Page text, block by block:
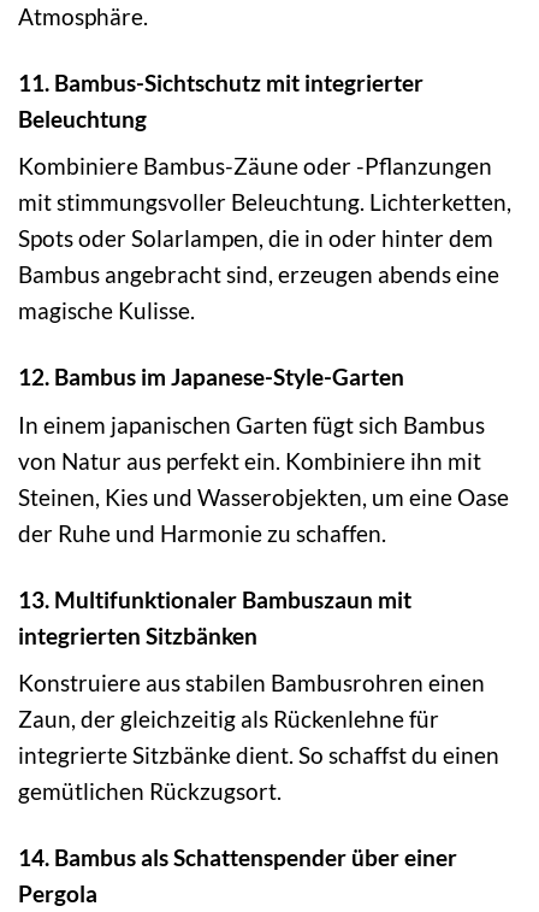
Atmosphäre.
11. Bambus-Sichtschutz mit integrierter
Beleuchtung
Kombiniere Bambus-Zäune oder -Pflanzungen
mit stimmungsvoller Beleuchtung. Lichterketten,
Spots oder Solarlampen, die in oder hinter dem
Bambus angebracht sind, erzeugen abends eine
magische Kulisse.
12. Bambus im Japanese-Style-Garten
In einem japanischen Garten fügt sich Bambus
von Natur aus perfekt ein. Kombiniere ihn mit
Steinen, Kies und Wasserobjekten, um eine Oase
der Ruhe und Harmonie zu schaffen.
13. Multifunktionaler Bambuszaun mit
integrierten Sitzbänken
Konstruiere aus stabilen Bambusrohren einen
Zaun, der gleichzeitig als Rückenlehne für
integrierte Sitzbänke dient. So schaffst du einen
gemütlichen Rückzugsort.
14. Bambus als Schattenspender über einer
Pergola